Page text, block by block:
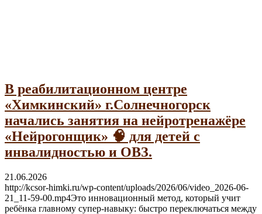
В реабилитационном центре
«Химкинский» г.Солнечногорск
начались занятия на нейротренажёре
«Нейрогонщик» 🧠 для детей с
инвалидностью и ОВЗ.
21.06.2026
http://kcsor-himki.ru/wp-content/uploads/2026/06/video_2026-06-
21_11-59-00.mp4Это инновационный метод, который учит
ребёнка главному супер-навыку: быстро переключаться между